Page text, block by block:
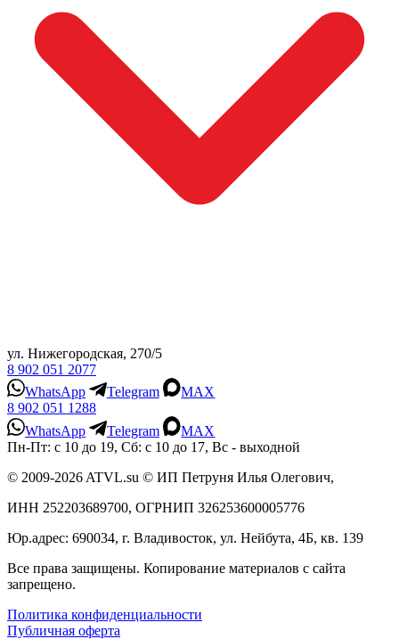
ул. Нижегородская, 270/5
8 902 051 2077
WhatsApp
Telegram
MAX
8 902 051 1288
WhatsApp
Telegram
MAX
Пн-Пт: с 10 до 19, Сб: с 10 до 17, Вс - выходной
© 2009-2026 ATVL.su © ИП Петруня Илья Олегович,
ИНН 252203689700, ОГРНИП 326253600005776
Юр.адрес: 690034, г. Владивосток, ул. Нейбута, 4Б, кв. 139
Все права защищены. Копирование материалов с сайта
запрещено.
Политика конфиденциальности
Публичная оферта